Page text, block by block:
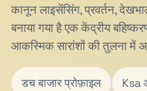
कानून लाइसेंसिंग, प्रवर्तन,
बनाया गया है एक केंद्रीय
आकस्मिक सारांशों की तुलना में
डच बाजार प्रोफ़ाइल Ksa